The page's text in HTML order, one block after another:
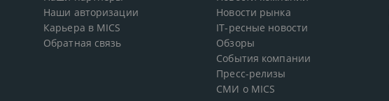
Наши авторизации
Карьера в MICS
Обратная связь
Новости рынка
IT-ресные новости
Обзоры
События компании
Пресс-релизы
СМИ о MICS